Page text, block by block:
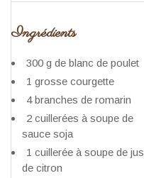
Ingrédients
300 g de blanc de poulet
1 grosse courgette
4 branches de romarin
2 cuillerées à soupe de
sauce soja
1 cuillerée à soupe de jus
de citron